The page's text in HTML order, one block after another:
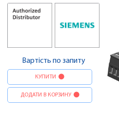
Вартість по запиту
КУПИТИ
ДОДАТИ В КОРЗИНУ